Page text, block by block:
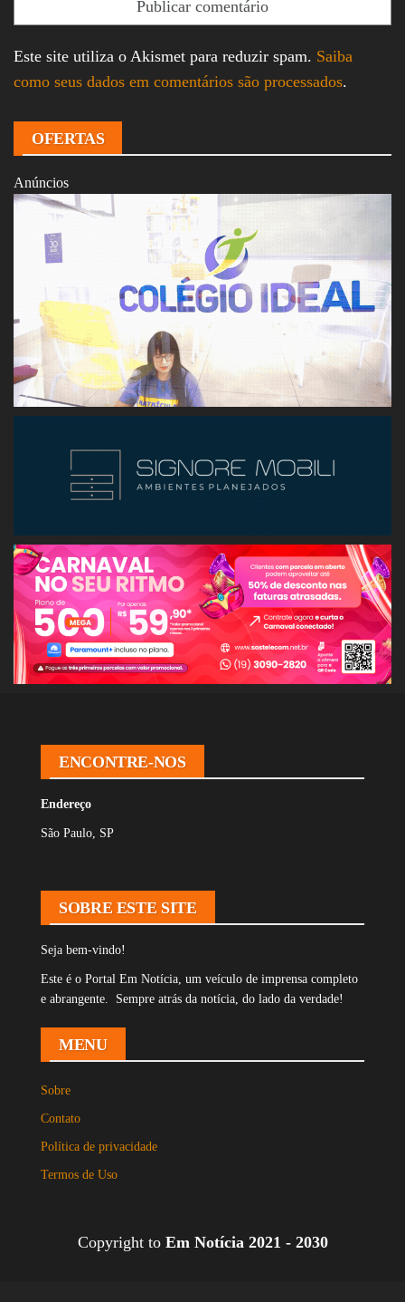
Este site utiliza o Akismet para reduzir spam. Saiba
como seus dados em comentários são processados.
OFERTAS
Anúncios
ENCONTRE-NOS
Endereço
São Paulo, SP
SOBRE ESTE SITE
Seja bem-vindo!
Este é o Portal Em Notícia, um veículo de imprensa completo
e abrangente. Sempre atrás da notícia, do lado da verdade!
MENU
Sobre
Contato
Política de privacidade
Termos de Uso
Copyright to Em Notícia 2021 - 2030